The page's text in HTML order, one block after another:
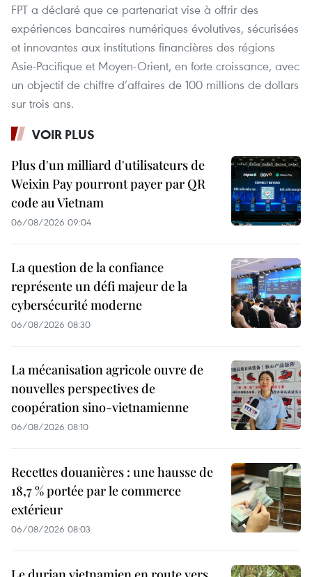
FPT a déclaré que ce partenariat vise à offrir des
expériences bancaires numériques évolutives, sécurisées
et innovantes aux institutions financières des régions
Asie-Pacifique et Moyen-Orient, en forte croissance, avec
un objectif de chiffre d’affaires de 100 millions de dollars
sur trois ans.
VOIR PLUS
Plus d'un milliard d'utilisateurs de
Weixin Pay pourront payer par QR
code au Vietnam
06/08/2026 09:04
La question de la confiance
représente un défi majeur de la
cybersécurité moderne
06/08/2026 08:30
La mécanisation agricole ouvre de
nouvelles perspectives de
coopération sino-vietnamienne
06/08/2026 08:10
Recettes douanières : une hausse de
18,7 % portée par le commerce
extérieur
06/08/2026 08:03